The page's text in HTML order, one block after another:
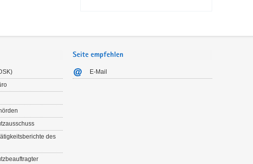
des
Seite empfehlen
E-Mail